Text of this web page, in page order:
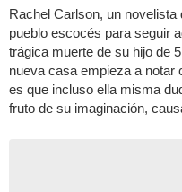
Rachel Carlson, un
pueblo escocés para seguir
trágica muerte de su hijo de
nueva casa empieza a
es que incluso ella misma
fruto de su imaginación,